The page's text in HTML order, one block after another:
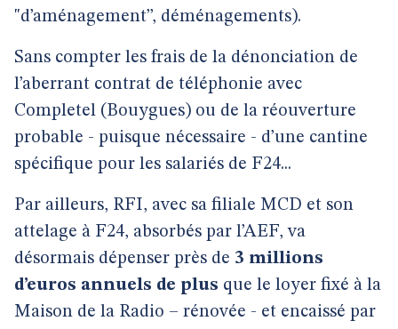
"d’aménagement’’, déménagements).
Sans compter les frais de la dénonciation de
l’aberrant contrat de téléphonie avec
Completel (Bouygues) ou de la réouverture
probable - puisque nécessaire - d’une cantine
spécifique pour les salariés de F24...
Par ailleurs, RFI, avec sa filiale MCD et son
attelage à F24, absorbés par l’AEF, va
désormais dépenser près de 3 millions
d’euros annuels de plus que le loyer fixé à la
Maison de la Radio – rénovée - et encaissé par